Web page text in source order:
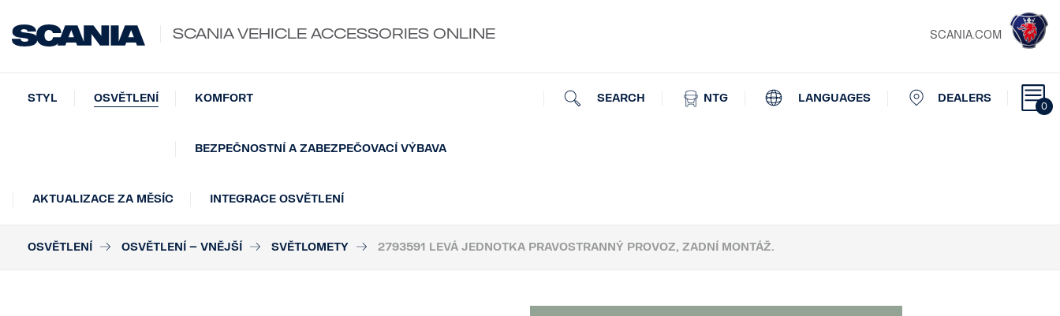
SCANIA VEHICLE ACCESSORIES ONLINE SCANIA.COM
0
SEARCH NTG LANGUAGES DEALERS
STYL OSVĚTLENÍ KOMFORT
BEZPEČNOSTNÍ A ZABEZPEČOVACÍ VÝBAVA
AKTUALIZACE ZA MĚSÍC INTEGRACE OSVĚTLENÍ
OSVĚTLENÍ OSVĚTLENÍ – VNĚJŠÍ SVĚTLOMETY 2793591 LEVÁ JEDNOTKA PRAVOSTRANNÝ PROVOZ, ZADNÍ MONTÁŽ.